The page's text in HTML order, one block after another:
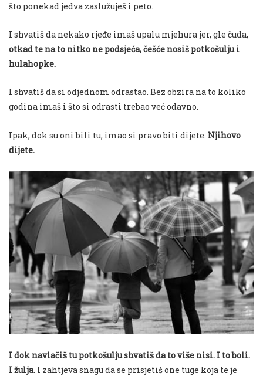
što ponekad jedva zaslužuješ i peto.
I shvatiš da nekako rjeđe imaš upalu mjehura jer, gle čuda,
otkad te na to nitko ne podsjeća, češće nosiš potkošulju i
hulahopke.
I shvatiš da si odjednom odrastao. Bez obzira na to koliko
godina imaš i što si odrasti trebao već odavno.
Ipak, dok su oni bili tu, imao si pravo biti dijete. Njihovo
dijete.
I dok navlačiš tu potkošulju shvatiš da to više nisi. I toboli.
I žulja. I zahtjeva snagu da se prisjetiš one tuge koja te je